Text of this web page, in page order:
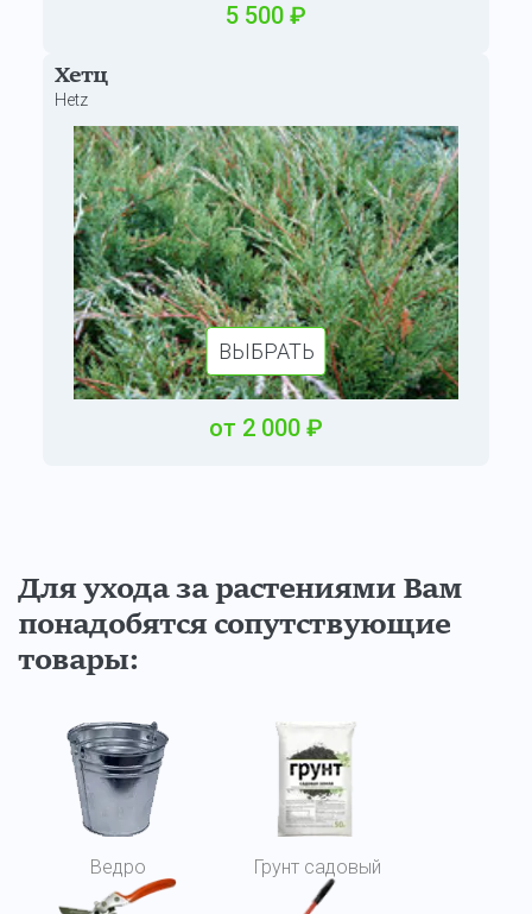
5 500 ₽
Хетц
Hetz
ВЫБРАТЬ
от 2 000 ₽
Для ухода за растениями Вам
понадобятся сопутствующие
товары:
Ведро Грунт садовый